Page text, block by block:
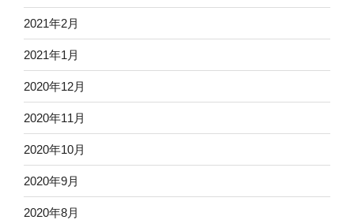
2021年2月
2021年1月
2020年12月
2020年11月
2020年10月
2020年9月
2020年8月